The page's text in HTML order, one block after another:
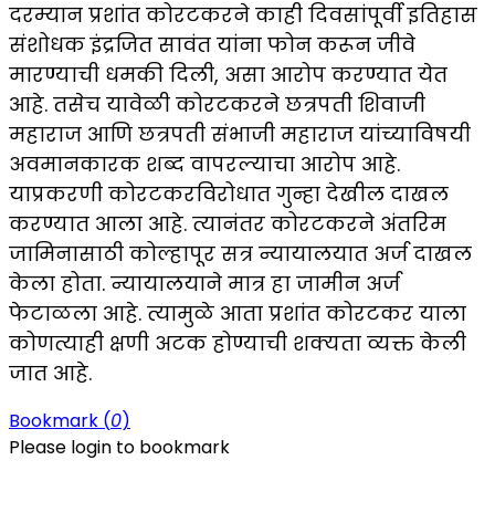
दरम्यान प्रशांत कोरटकरने काही दिवसांपूर्वी इतिहास
संशोधक इंद्रजित सावंत यांना फोन करून जीवे
मारण्याची धमकी दिली, असा आरोप करण्यात येत
आहे. तसेच यावेळी कोरटकरने छत्रपती शिवाजी
महाराज आणि छत्रपती संभाजी महाराज यांच्याविषयी
अवमानकारक शब्द वापरल्याचा आरोप आहे.
याप्रकरणी कोरटकरविरोधात गुन्हा देखील दाखल
करण्यात आला आहे. त्यानंतर कोरटकरने अंतरिम
जामिनासाठी कोल्हापूर सत्र न्यायालयात अर्ज दाखल
केला होता. न्यायालयाने मात्र हा जामीन अर्ज
फेटाळला आहे. त्यामुळे आता प्रशांत कोरटकर याला
कोणत्याही क्षणी अटक होण्याची शक्यता व्यक्त केली
जात आहे.
Bookmark (0)
Please login to bookmark